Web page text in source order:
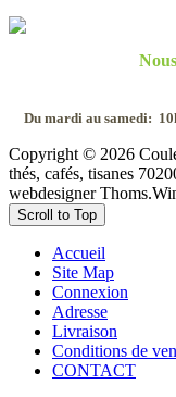
Du mardi au samedi:
Copyright © 2026
thés, cafés, tisanes
webdesigner
Scroll to Top
Accueil
Site Map
Connexion
Adresse
Livraison
Conditions de
CONTACT